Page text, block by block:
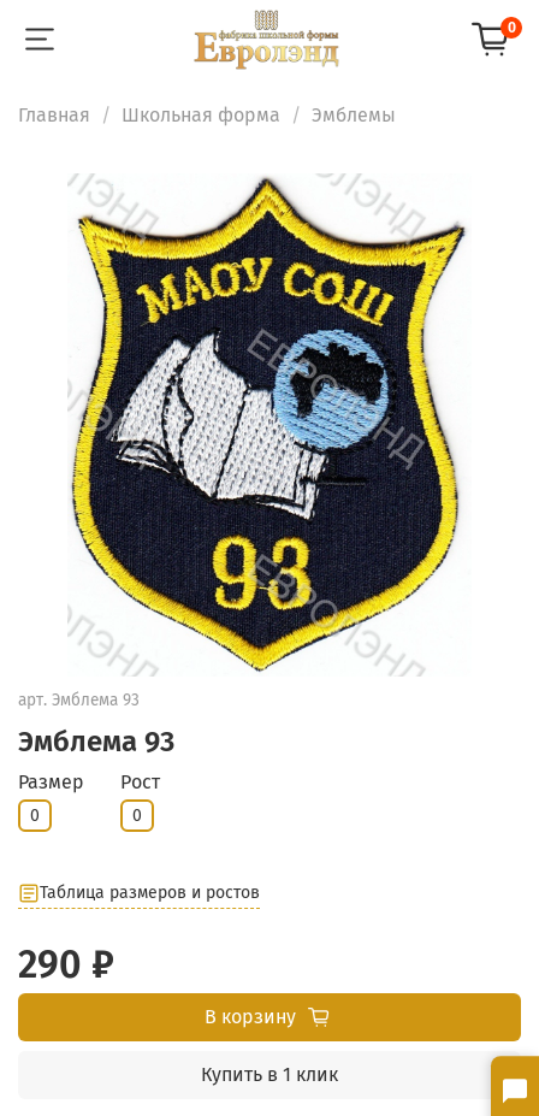
0
Главная Школьная форма Эмблемы
арт. Эмблема 93
Эмблема 93
Размер
0
Рост
0
Таблица размеров и ростов
290 ₽
В корзину
Купить в 1 клик